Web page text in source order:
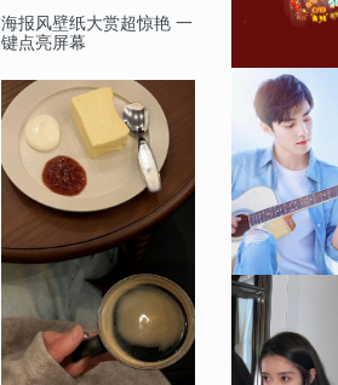
海报风壁纸大赏超惊艳 一
键点亮屏幕